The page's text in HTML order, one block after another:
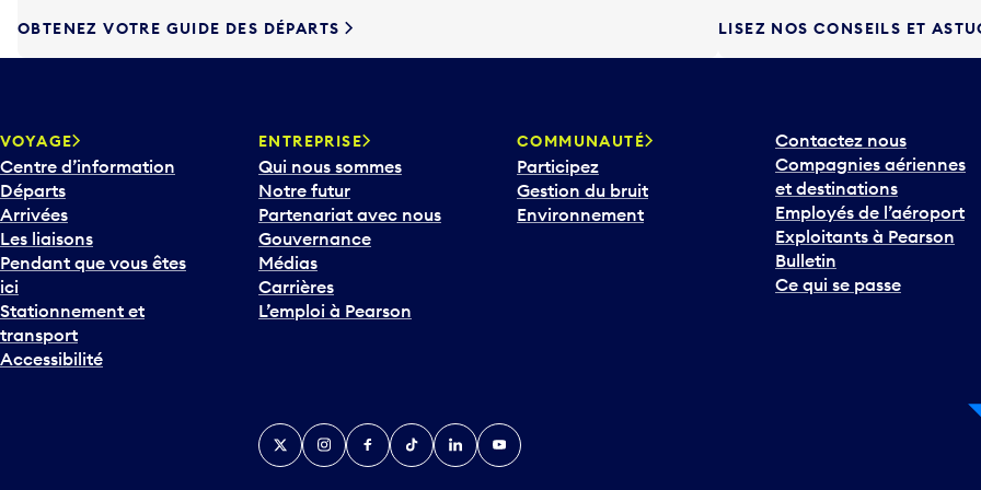
r
u
c
h
e
F
l
c
h
e
OBTENEZ VOTRE GUIDE DES DÉPARTS LISEZ NOS CONSEILS ET
VOYAGE
Centre d’information
Départs
Arrivées
Les liaisons
Pendant que vous êtes
ici
Stationnement et
transport
Accessibilité
ENTREPRISE
Qui nous sommes
Notre futur
Partenariat avec nous
Gouvernance
Médias
Carrières
L’emploi à Pearson
COMMUNAUTÉ
Participez
Gestion du bruit
Environnement
Contactez nous
Compagnies aériennes
et destinations
Employés de l’aéroport
Exploitants à Pearson
Bulletin
Ce qui se passe
TwitterInstagramFacebook
TikTokLinkedInYouTube